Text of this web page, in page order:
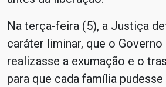
Na terça-feira (5), a Justiça
caráter liminar, que o
realizasse a exumação e o
para que cada família